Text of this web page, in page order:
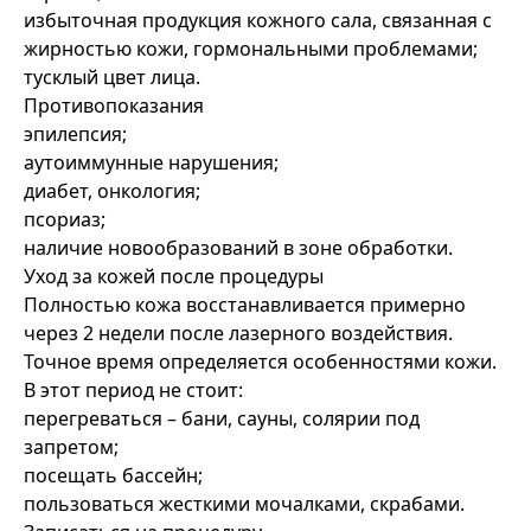
избыточная продукция кожного сала, связанная с
жирностью кожи, гормональными проблемами;
тусклый цвет лица.
Противопоказания
эпилепсия;
аутоиммунные нарушения;
диабет, онкология;
псориаз;
наличие новообразований в зоне обработки.
Уход за кожей после процедуры
Полностью кожа восстанавливается примерно
через 2 недели после лазерного воздействия.
Точное время определяется особенностями кожи.
В этот период не стоит:
перегреваться – бани, сауны, солярии под
запретом;
посещать бассейн;
пользоваться жесткими мочалками, скрабами.